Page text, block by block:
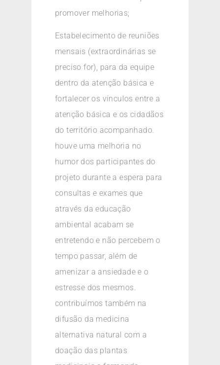
promover melhorias;
Estabelecimento de reuniões
mensais (extraordinárias se
preciso for), para da equipe
dentro da atenção básica e
fortalecer os vínculos entre a
atenção básica e os cidadãos
do território acompanhado.
houve uma melhoria no
humor dos participantes do
projeto durante a espera para
consultas e exames que
através da educação
ambiental acabam se
entretendo e não percebem o
tempo passar, além de
amenizar a ansiedade e o
estresse dos mesmos.
contribuímos também na
difusão da medicina
alternativa natural com a
doação das plantas